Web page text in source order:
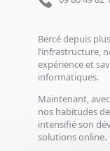
Bercé depuis
l’infrastructure,
expérience et
informatiques.
Maintenant,
nos habitudes
intensifié son
solutions online.